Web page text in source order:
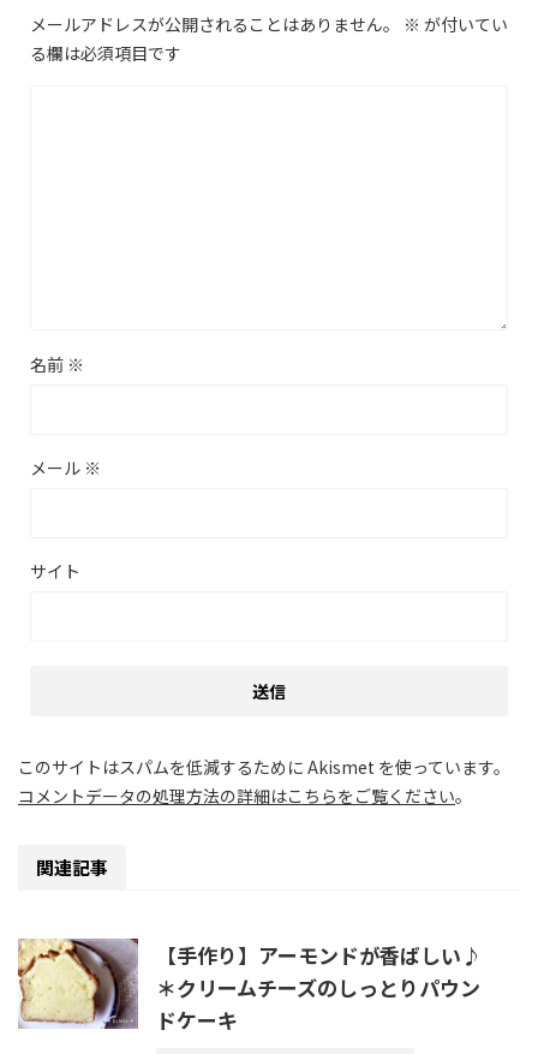
メールアドレスが公開されることはありません。 ※ が付いてい
る欄は必須項目です
名前 ※
メール ※
サイト
このサイトはスパムを低減するために Akismet を使っています。
コメントデータの処理方法の詳細はこちらをご覧ください。
関連記事
【手作り】アーモンドが香ばしい♪
＊クリームチーズのしっとりパウン
ドケーキ